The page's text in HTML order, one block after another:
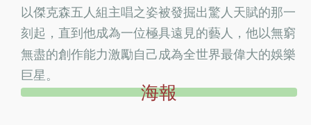
以傑克森五人組主唱之姿被發掘出驚人天賦的那一
刻起，直到他成為一位極具遠見的藝人，他以無窮
無盡的創作能力激勵自己成為全世界最偉大的娛樂
巨星。
海報